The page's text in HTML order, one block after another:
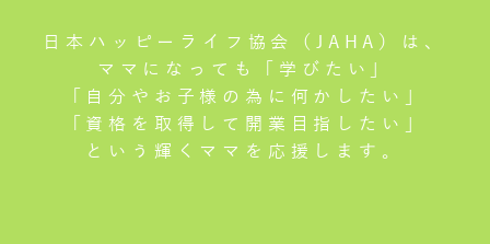
日本ハッピーライフ協会（JAHA）は、
ママになっても「学びたい」
「自分やお子様の為に何かしたい」
「資格を取得して開業目指したい」
という輝くママを応援します。